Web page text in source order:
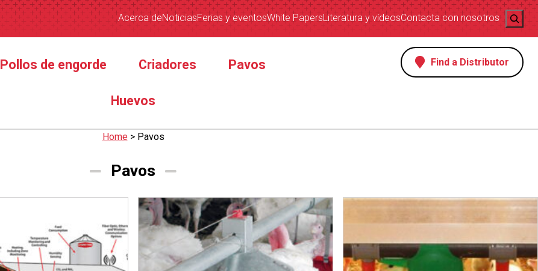
Acerca deNoticiasFerias y eventosWhite PapersLiteratura y vídeosContacta con nosotros Search
Pollos de engorde Criadores Pavos
Huevos
Find a Distributor
Home> Pavos
Pavos